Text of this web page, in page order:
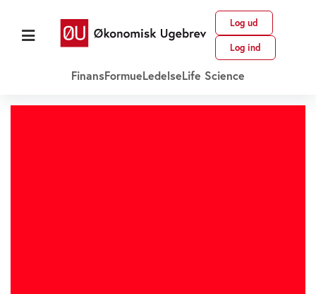
Log ud
Log ind
FinansFormueLedelseLife Science